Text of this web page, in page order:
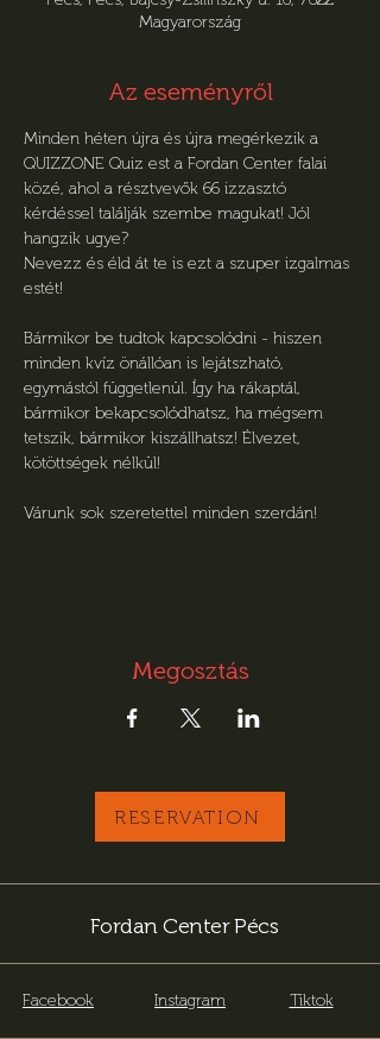
Magyarország
Az eseményről
Minden héten újra és újra megérkezik a
QUIZZONE Quiz est a Fordan Center falai
közé, ahol a résztvevők 66 izzasztó
kérdéssel találják szembe magukat! Jól
hangzik ugye?
Nevezz és éld át te is ezt a szuper izgalmas
estét!
Bármikor be tudtok kapcsolódni - hiszen
minden kvíz önállóan is lejátszható,
egymástól függetlenül. Így ha rákaptál,
bármikor bekapcsolódhatsz, ha mégsem
tetszik, bármikor kiszállhatsz! Élvezet,
kötöttségek nélkül!
Várunk sok szeretettel minden szerdán!
Megosztás
RESERVATION
Fordan Center Pécs
Facebook Instagram Tiktok